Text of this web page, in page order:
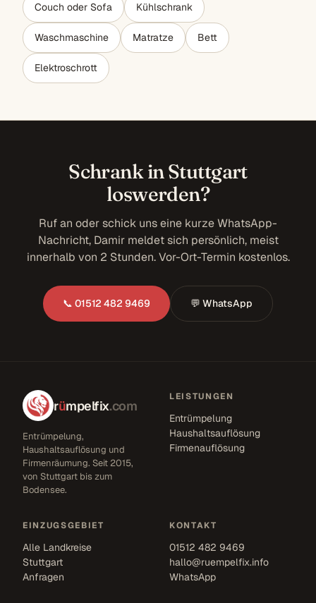
Couch oder Sofa Kühlschrank
Waschmaschine Matratze Bett
Elektroschrott
Schrank in Stuttgart
loswerden?
Ruf an oder schick uns eine kurze WhatsApp-
Nachricht, Damir meldet sich persönlich, meist
innerhalb von 2 Stunden. Vor-Ort-Termin kostenlos.
📞 01512 482 9469 💬 WhatsApp
rümpelfix.com
Entrümpelung,
Haushaltsauflösung und
Firmenräumung. Seit 2015,
von Stuttgart bis zum
Bodensee.
LEISTUNGEN
Entrümpelung
Haushaltsauflösung
Firmenauflösung
EINZUGSGEBIET
Alle Landkreise
Stuttgart
Anfragen
KONTAKT
01512 482 9469
hallo@ruempelfix.info
WhatsApp